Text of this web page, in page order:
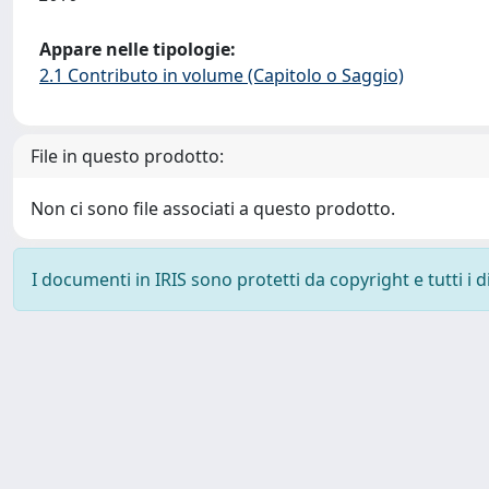
Appare nelle tipologie:
2.1 Contributo in volume (Capitolo o Saggio)
File in questo prodotto:
Non ci sono file associati a questo prodotto.
I documenti in IRIS sono protetti da copyright e tutti i